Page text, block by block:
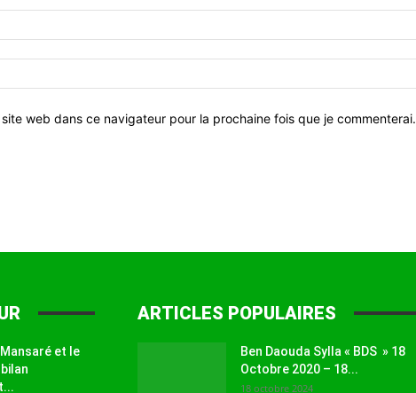
web dans ce navigateur pour la prochaine fois que je commenterai.
et le
ARTICLES POPULAIRES
Ben Daouda Sylla « BDS » 18
Octobre 2020 – 18...
18 octobre 2024